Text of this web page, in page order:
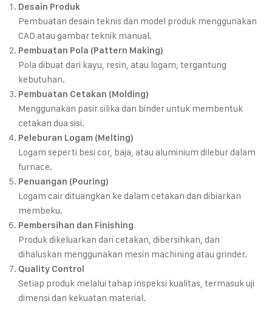
Desain Produk
Pembuatan desain teknis dan model produk menggunakan
CAD atau gambar teknik manual.
Pembuatan Pola (Pattern Making)
Pola dibuat dari kayu, resin, atau logam, tergantung
kebutuhan.
Pembuatan Cetakan (Molding)
Menggunakan pasir silika dan binder untuk membentuk
cetakan dua sisi.
Peleburan Logam (Melting)
Logam seperti besi cor, baja, atau aluminium dilebur dalam
furnace.
Penuangan (Pouring)
Logam cair dituangkan ke dalam cetakan dan dibiarkan
membeku.
Pembersihan dan Finishing
Produk dikeluarkan dari cetakan, dibersihkan, dan
dihaluskan menggunakan mesin machining atau grinder.
Quality Control
Setiap produk melalui tahap inspeksi kualitas, termasuk uji
dimensi dan kekuatan material.